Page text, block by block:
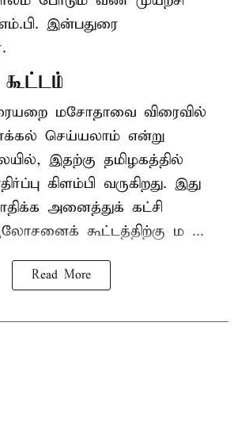
இன்பதுரை
மசோதாவை விரைவில்
செய்யலாம் என்று
இதற்கு தமிழகத்தில்
கிளம்பி வருகிறது. இது
அனைத்துக் கட்சி
கூட்டத்திற்கு ம ...
Read More